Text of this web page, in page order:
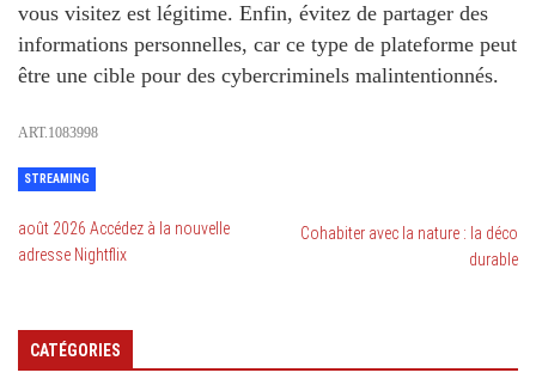
vous visitez est légitime. Enfin, évitez de partager des
informations personnelles, car ce type de plateforme peut
être une cible pour des cybercriminels malintentionnés.
ART.1083998
STREAMING
août 2026 Accédez à la nouvelle
adresse Nightflix
Cohabiter avec la nature : la déco
durable
CATÉGORIES